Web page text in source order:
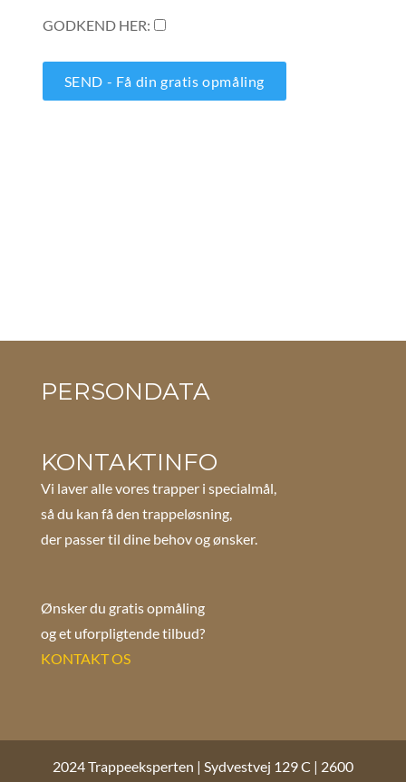
GODKEND HER:
PERSONDATA
KONTAKTINFO
Vi laver alle vores trapper i specialmål,
så du kan få den trappeløsning,
der passer til dine behov og ønsker.
Ønsker du gratis opmåling
og et uforpligtende tilbud?
KONTAKT OS
2024 Trappeeksperten | Sydvestvej 129 C | 2600